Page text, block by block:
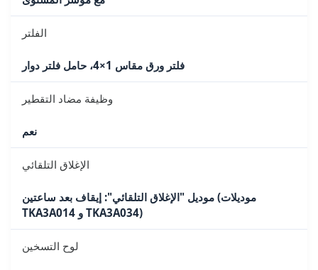
الفلتر
فلتر ورق مقاس 1×4، حامل فلتر دوار
وظيفة مضاد التقطير
نعم
الإغلاق التلقائي
موديل "الإغلاق التلقائي": إيقاف بعد ساعتين (موديلات
TKA3A014 و TKA3A034)
لوح التسخين